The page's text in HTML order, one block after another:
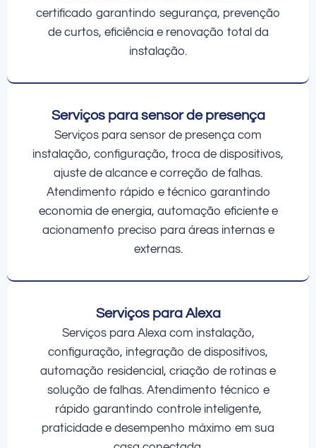
certificado garantindo segurança, prevenção
de curtos, eficiência e renovação total da
instalação.
Serviços para sensor de presença
Serviços para sensor de presença com
instalação, configuração, troca de dispositivos,
ajuste de alcance e correção de falhas.
Atendimento rápido e técnico garantindo
economia de energia, automação eficiente e
acionamento preciso para áreas internas e
externas.
Serviços para Alexa
Serviços para Alexa com instalação,
configuração, integração de dispositivos,
automação residencial, criação de rotinas e
solução de falhas. Atendimento técnico e
rápido garantindo controle inteligente,
praticidade e desempenho máximo em sua